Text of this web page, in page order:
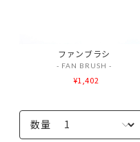
ファンブラシ
- FAN BRUSH -
¥1,402
数量